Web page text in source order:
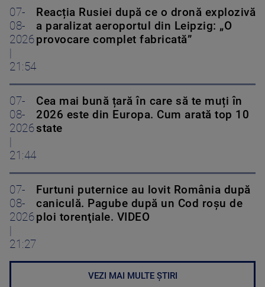
07-
08-
2026
21:54
Reacția Rusiei după ce o dronă explozivă
a paralizat aeroportul din Leipzig: „O
provocare complet fabricată”
07-
08-
2026
21:44
Cea mai bună țară în care să te muți în
2026 este din Europa. Cum arată top 10
state
07-
08-
2026
21:27
Furtuni puternice au lovit România după
caniculă. Pagube după un Cod roşu de
ploi torenţiale. VIDEO
VEZI MAI MULTE ȘTIRI